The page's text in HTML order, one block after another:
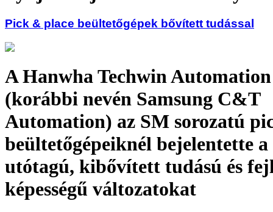
Pick & place beültetőgépek bővített tudással
A Hanwha Techwin
(korábbi nevén Samsung C&T
Automation) az SM sorozatú
beültetőgépeiknél bejelentette
utótagú, kibővített tudású és
képességű változatokat